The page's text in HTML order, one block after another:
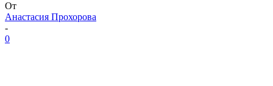
От
Анастасия Прохорова
-
0